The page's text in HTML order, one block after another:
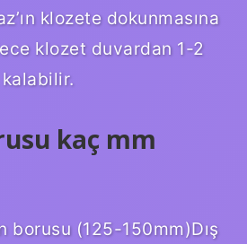
klozete dokunmasına
klozet duvardan 1-2
kaç mm
borusu (125-150mm)Dış